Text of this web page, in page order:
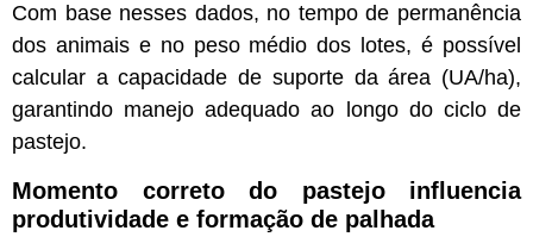
Com base nesses dados, no tempo de permanência
dos animais e no peso médio dos lotes, é possível
calcular a capacidade de suporte da área (UA/ha),
garantindo manejo adequado ao longo do ciclo de
pastejo.
Momento correto do pastejo influencia
produtividade e formação de palhada